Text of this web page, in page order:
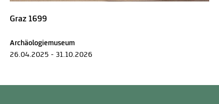
Graz 1699
Archäologiemuseum
26.04.2025 - 31.10.2026